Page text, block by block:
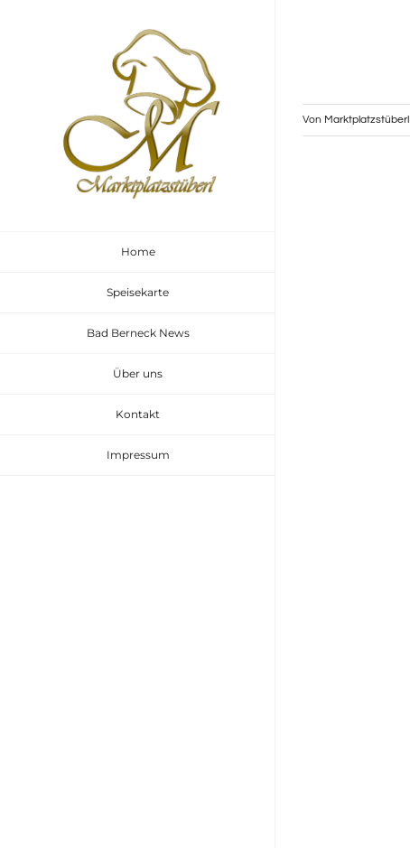
Home
Speisekarte
Bad Berneck News
Über uns
Kontakt
Impressum
Von Marktplatzstüberl